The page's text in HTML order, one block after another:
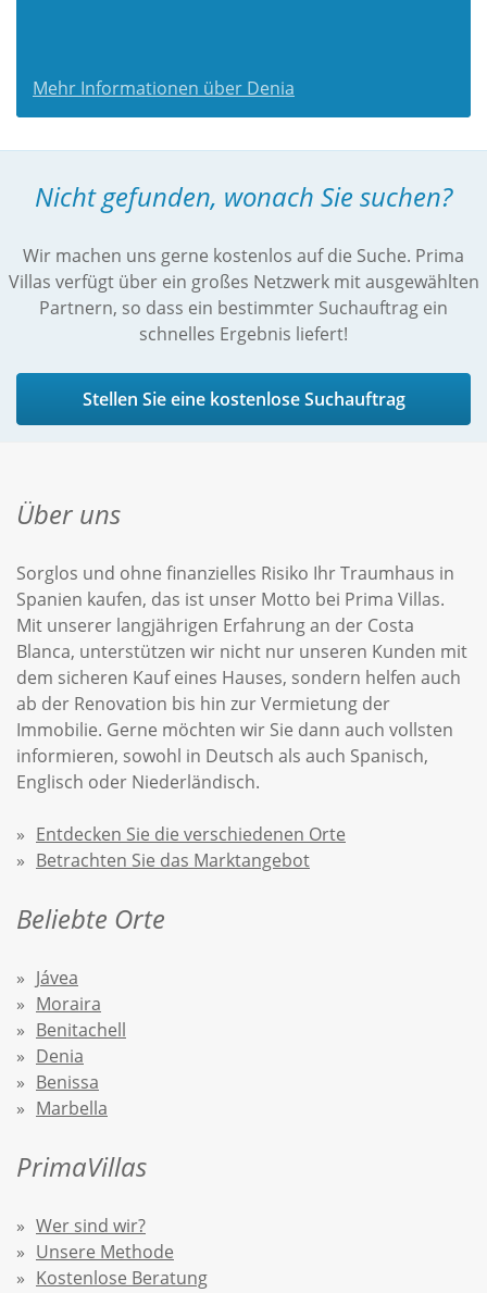
Mehr Informationen über Denia
Nicht gefunden, wonach Sie suchen?
Wir machen uns gerne kostenlos auf die Suche. Prima
Villas verfügt über ein großes Netzwerk mit ausgewählten
Partnern, so dass ein bestimmter Suchauftrag ein
schnelles Ergebnis liefert!
Stellen Sie eine kostenlose Suchauftrag
Über uns
Sorglos und ohne finanzielles Risiko Ihr Traumhaus in
Spanien kaufen, das ist unser Motto bei Prima Villas.
Mit unserer langjährigen Erfahrung an der Costa
Blanca, unterstützen wir nicht nur unseren Kunden mit
dem sicheren Kauf eines Hauses, sondern helfen auch
ab der Renovation bis hin zur Vermietung der
Immobilie. Gerne möchten wir Sie dann auch vollsten
informieren, sowohl in Deutsch als auch Spanisch,
Englisch oder Niederländisch.
Entdecken Sie die verschiedenen Orte
Betrachten Sie das Marktangebot
Beliebte Orte
Jávea
Moraira
Benitachell
Denia
Benissa
Marbella
PrimaVillas
Wer sind wir?
Unsere Methode
Kostenlose Beratung